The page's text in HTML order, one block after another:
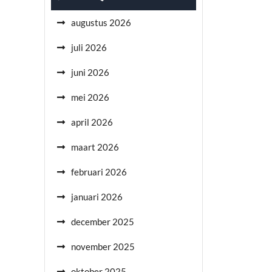
augustus 2026
juli 2026
juni 2026
mei 2026
april 2026
maart 2026
februari 2026
januari 2026
december 2025
november 2025